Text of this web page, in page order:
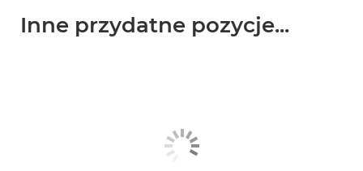
Inne przydatne pozycje...